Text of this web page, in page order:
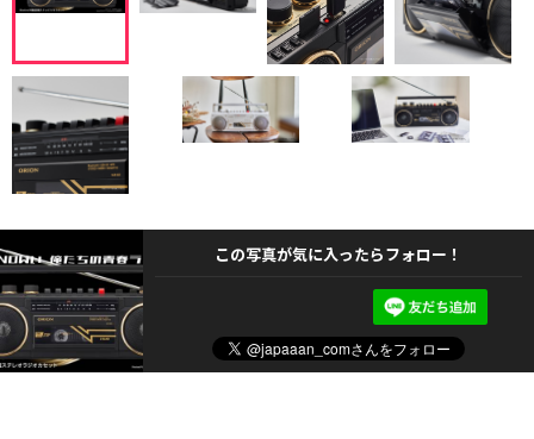
この写真が気に入ったらフォロー！